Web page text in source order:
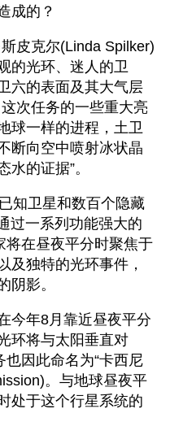
成的？
皮克尔(Linda Spilker)
的光环、迷人的卫
六的表面及其大气层
次任务的一些重大亮
球一样的进程，土卫
断向空中喷射冰状晶
的证据”。
知卫星和数百个隐藏
过一系列功能强大的
将在昼夜平分时聚焦于
及独特的光环事件，
阴影。
今年8月靠近昼夜平分
环将与太阳垂直对
也因此命名为“卡西尼
。与地球昼夜平
处于这个行星系统的